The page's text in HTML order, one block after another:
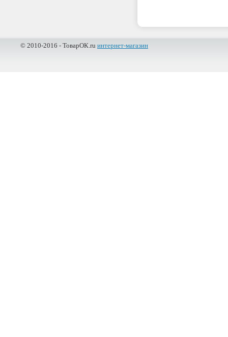
© 2010-2016 - ТоварОК.ru интернет-магазин